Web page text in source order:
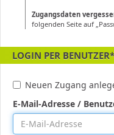
Zugangsdaten
folgenden Seite auf
LOGIN PER
Neuen Zugang
E-Mail-Adresse /